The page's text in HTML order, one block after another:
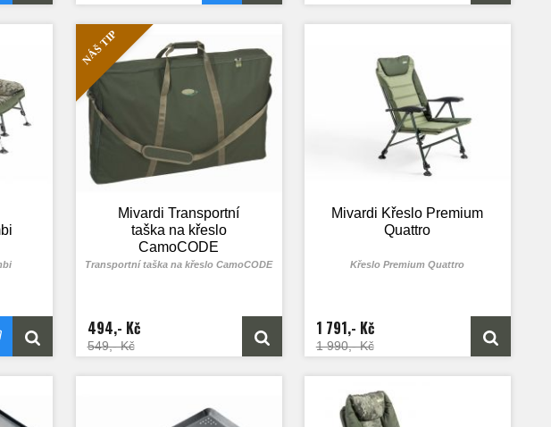
extrémně
o velký
Počet kusů v balení
1
Transportní rozměr
cm
Hmotnost
9,0 kg
NÁŠ TIP
Mivardi Transportní
taška na křeslo
CamoCODE
Transportní taška na křeslo CamoCODE
494,- Kč
549,- Kč
Mivardi Křeslo Premium
Quattro
Křeslo Premium Quattro
1 791,- Kč
1 990,- Kč